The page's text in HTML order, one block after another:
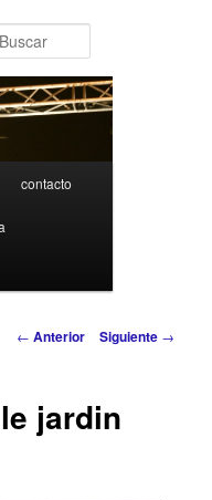
Buscar
contacto
Navegación de entradas
← Anterior Siguiente →
jardin